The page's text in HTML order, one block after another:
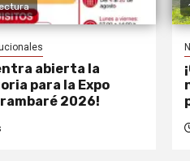
abierta la
para la Expo
2026!